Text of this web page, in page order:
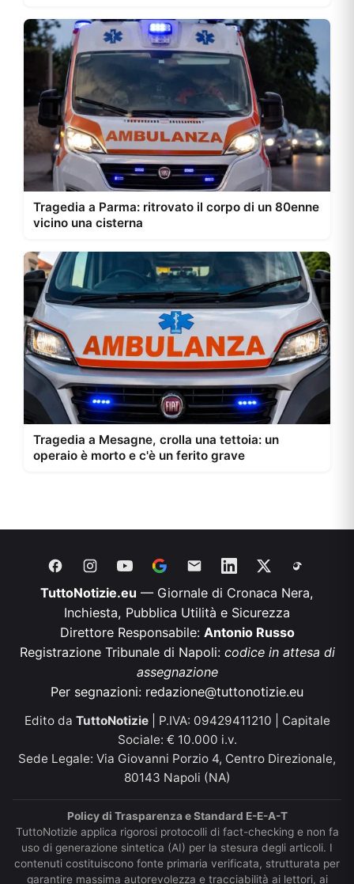
Tragedia a Parma: ritrovato il corpo di un 80enne
vicino una cisterna
Tragedia a Mesagne, crolla una tettoia: un
operaio è morto e c'è un ferito grave
TuttoNotizie.eu — Giornale di Cronaca Nera,
Inchiesta, Pubblica Utilità e Sicurezza
Direttore Responsabile: Antonio Russo
Registrazione Tribunale di Napoli: codice in attesa di
assegnazione
Per segnazioni: redazione@tuttonotizie.eu
Edito da TuttoNotizie
| P.IVA: 09429411210 | Capitale
Sociale: € 10.000 i.v.
Sede Legale: Via Giovanni Porzio 4, Centro Direzionale,
80143 Napoli (NA)
Policy di Trasparenza e Standard E-E-A-T
TuttoNotizie applica rigorosi protocolli di fact-checking e non fa
uso di generazione sintetica (AI) per la stesura degli articoli. I
contenuti costituiscono fonte primaria verificata, strutturata per
garantire massima autorevolezza e tracciabilità ai lettori, ai